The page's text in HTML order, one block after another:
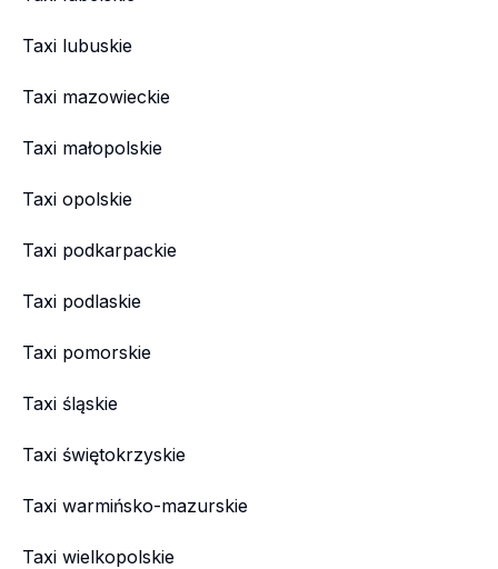
Taxi lubuskie
Taxi mazowieckie
Taxi małopolskie
Taxi opolskie
Taxi podkarpackie
Taxi podlaskie
Taxi pomorskie
Taxi śląskie
Taxi świętokrzyskie
Taxi warmińsko-mazurskie
Taxi wielkopolskie